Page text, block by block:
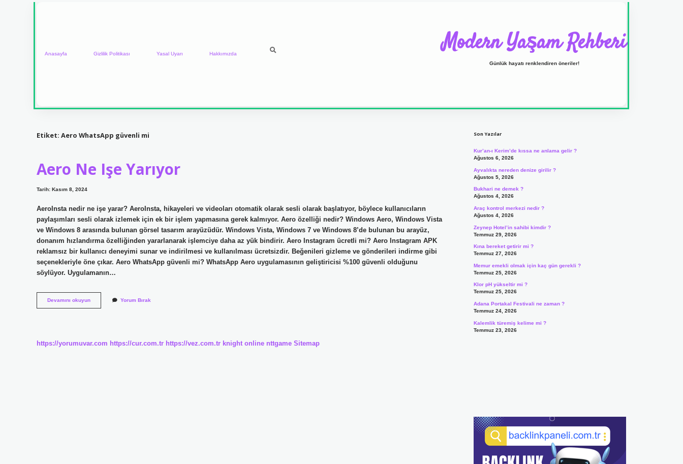
Anasayfa Gizlilik Politikası Yasal Uyarı Hakkımızda Modern Yaşam Rehberi
Günlük hayatı renklendiren öneriler!
Etiket: Aero WhatsApp güvenli mi
Aero Ne Işe Yarıyor
Tarih: Kasım 8, 2024
AeroInsta nedir ne işe yarar? AeroInsta, hikayeleri ve videoları otomatik olarak sesli olarak başlatıyor, böylece kullanıcıların
paylaşımları sesli olarak izlemek için ek bir işlem yapmasına gerek kalmıyor. Aero özelliği nedir? Windows Aero, Windows Vista
ve Windows 8 arasında bulunan görsel tasarım arayüzüdür. Windows Vista, Windows 7 ve Windows 8’de bulunan bu arayüz,
donanım hızlandırma özelliğinden yararlanarak işlemciye daha az yük bindirir. Aero Instagram ücretli mi? Aero Instagram APK
reklamsız bir kullanıcı deneyimi sunar ve indirilmesi ve kullanılması ücretsizdir. Beğenileri gizleme ve gönderileri indirme gibi
seçenekleriyle öne çıkar. Aero WhatsApp güvenli mi? WhatsApp Aero uygulamasının geliştiricisi %100 güvenli olduğunu
söylüyor. Uygulamanın…
Devamını okuyunAero
Ne
Yorum Bırak
https://yorumuvar.com https://cur.com.tr https://vez.com.tr knight online nttgame Sitemap
Son Yazılar
Kur’an-ı Kerim’de kıssa ne anlama gelir ?
Ağustos 6, 2026
Ayvalıkta nereden denize girilir ?
Ağustos 5, 2026
Bukhari ne demek ?
Ağustos 4, 2026
Araç kontrol merkezi nedir ?
Ağustos 4, 2026
Zeynep Hotel’in sahibi kimdir ?
Temmuz 29, 2026
Kına bereket getirir mi ?
Temmuz 27, 2026
Memur emekli olmak için kaç gün gerekli ?
Temmuz 25, 2026
Klor pH yükseltir mi ?
Temmuz 25, 2026
Adana Portakal Festivali ne zaman ?
Temmuz 24, 2026
Kalemlik türemiş kelime mi ?
Temmuz 23, 2026
ilbet yeni giriş adresi